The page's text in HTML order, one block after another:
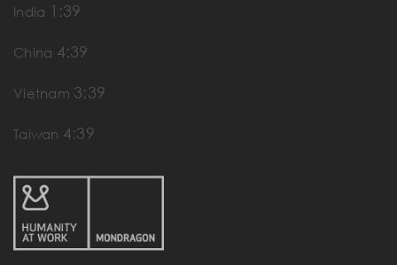
India 1:39
China 4:39
Vietnam 3:39
Taiwan 4:39